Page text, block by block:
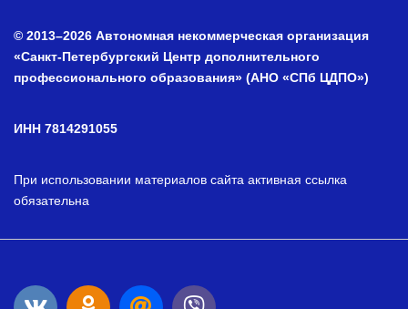
© 2013–2026 Автономная некоммерческая организация
«Санкт-Петербургский Центр дополнительного
профессионального образования» (АНО «СПб ЦДПО»)
ИНН 7814291055
При использовании материалов сайта активная ссылка
обязательна